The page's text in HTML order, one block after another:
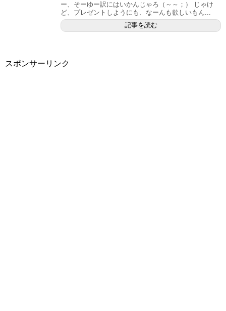
ー、そーゆー訳にはいかんじゃろ（～～；） じゃけ
ど、プレゼントしようにも、なーんも欲しいもん...
記事を読む
スポンサーリンク